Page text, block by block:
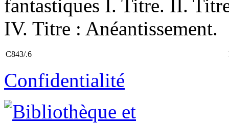
fantastiques I. Titre. II.
IV. Titre : Anéantissement.
C843/.6
Confidentialité